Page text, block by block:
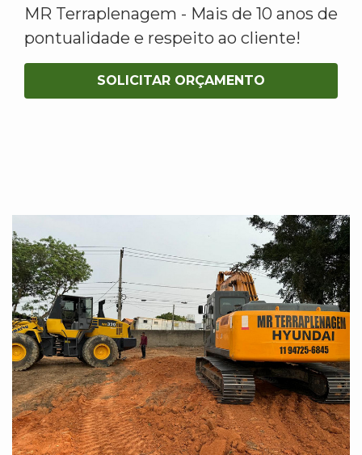
MR Terraplenagem - Mais de 10 anos de
pontualidade e respeito ao cliente!
SOLICITAR ORÇAMENTO